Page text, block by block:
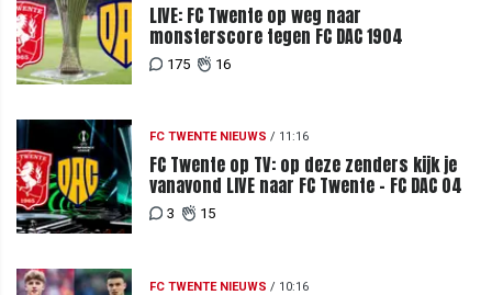
LIVE: FC Twente op weg naar
monsterscore tegen FC DAC 1904
175 16
FC TWENTE NIEUWS / 11:16
FC Twente op TV: op deze zenders kijk je
vanavond LIVE naar FC Twente - FC DAC 04
3 15
FC TWENTE NIEUWS / 10:16